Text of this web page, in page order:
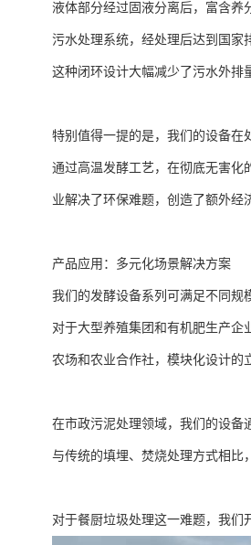
液体部分经过固液分离后，富含养
污水处理系统，经处理后达到国家
这种闭环设计大幅减少了污水外排
特别值得一提的是，我们的设备在
通过高温发酵工艺，在彻底无害化
业解决了环保难题，创造了额外经
产品应用：多元化场景解决方案
我们的发酵设备系列可满足不同规
对于大型养殖集团和有机肥生产企
农场和农业合作社，模块化设计的
在市政污泥处理领域，我们的设备
与传统的填埋、焚烧处理方式相比
对于餐厨垃圾处理这一难题，我们